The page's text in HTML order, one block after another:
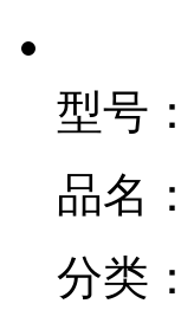
型号：
品名：
分类：